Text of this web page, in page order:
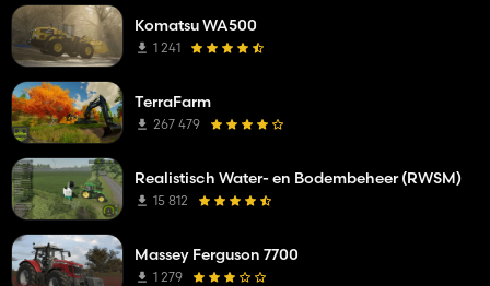
Komatsu WA500
1 241
TerraFarm
267 479
Realistisch Water- en Bodembeheer (RWSM)
15 812
Massey Ferguson 7700
1 279